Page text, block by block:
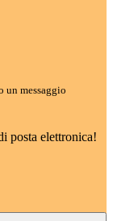
un messaggio
posta elettronica!